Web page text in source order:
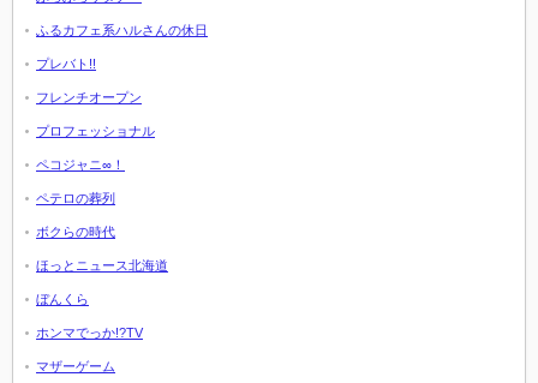
ふるカフェ系ハルさんの休日
プレバト!!
フレンチオープン
プロフェッショナル
ペコジャニ∞！
ペテロの葬列
ボクらの時代
ほっとニュース北海道
ぼんくら
ホンマでっか!?TV
マザーゲーム